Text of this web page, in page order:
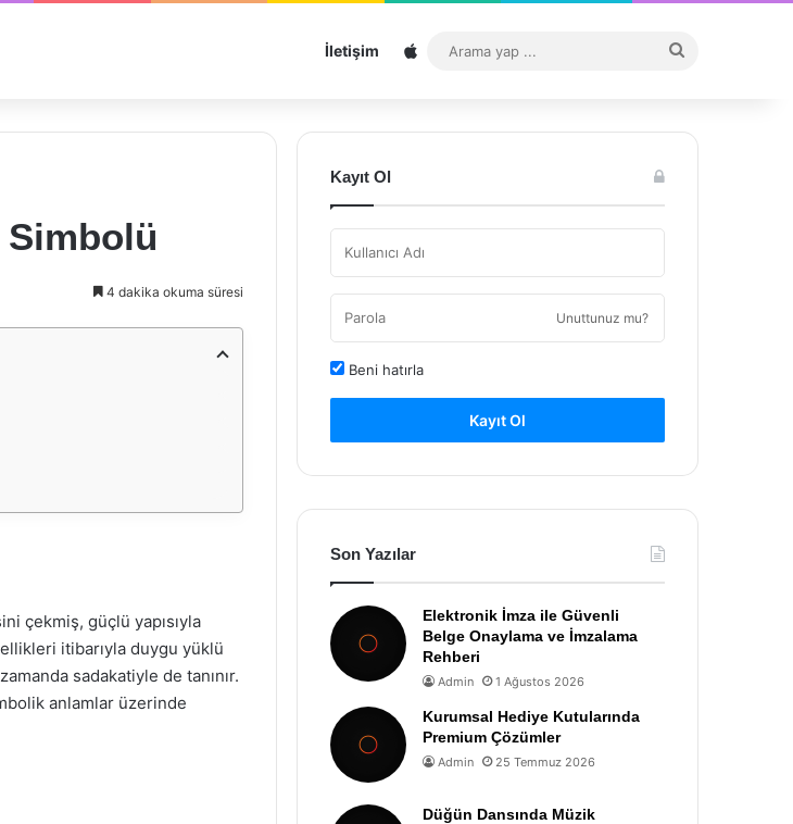
İletişim Sitemap
...
Simbolü
4 dakika okuma süresi
çekmiş, güçlü yapısıyla
itibarıyla duygu yüklü
sadakatiyle de tanınır.
anlamlar üzerinde
Kayıt Ol
Unuttunuz mu?
Beni hatırla
Kayıt Ol
Son Yazılar
Elektronik İmza ile Güvenli
Belge Onaylama ve İmzalama
Rehberi
Admin 1 Ağustos 2026
Kurumsal Hediye Kutularında
Premium Çözümler
Admin 25 Temmuz 2026
Düğün Dansında Müzik